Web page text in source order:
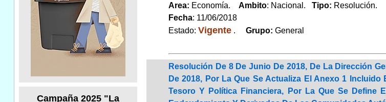
Campaña 2025 "La
Area: Economía. Ambito: Nacional. Tipo: Resolución.
Fecha: 11/06/2018
Estado: Vigente. Grupo: General
Resolución De 8 De Junio De 2018, De La Dirección
De 2018, Por La Que Se Actualiza El Anexo 1
Tesoro Y Política Financiera, Por La Que Se Define